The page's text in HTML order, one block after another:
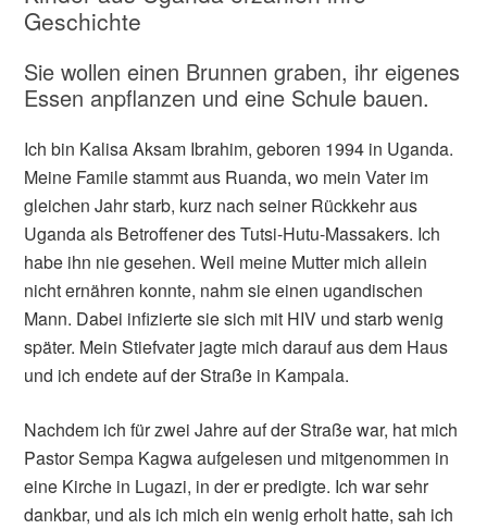
Geschichte
Sie wollen einen Brunnen graben, ihr eigenes
Essen anpflanzen und eine Schule bauen.
Ich bin Kalisa Aksam Ibrahim, geboren 1994 in Uganda.
Meine Famile stammt aus Ruanda, wo mein Vater im
gleichen Jahr starb, kurz nach seiner Rückkehr aus
Uganda als Betroffener des Tutsi-Hutu-Massakers. Ich
habe ihn nie gesehen. Weil meine Mutter mich allein
nicht ernähren konnte, nahm sie einen ugandischen
Mann. Dabei infizierte sie sich mit HIV und starb wenig
später. Mein Stiefvater jagte mich darauf aus dem Haus
und ich endete auf der Straße in Kampala.
Nachdem ich für zwei Jahre auf der Straße war, hat mich
Pastor Sempa Kagwa aufgelesen und mitgenommen in
eine Kirche in Lugazi, in der er predigte. Ich war sehr
dankbar, und als ich mich ein wenig erholt hatte, sah ich